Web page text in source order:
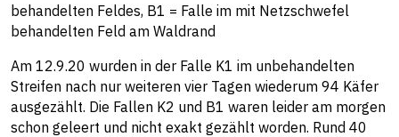
behandelten Feldes, B1 = Falle im mit Netzschwefel
behandelten Feld am Waldrand
Am 12.9.20 wurden in der Falle K1 im unbehandelten
Streifen nach nur weiteren vier Tagen wiederum 94 Käfer
ausgezählt. Die Fallen K2 und B1 waren leider am morgen
schon geleert und nicht exakt gezählt worden. Rund 40